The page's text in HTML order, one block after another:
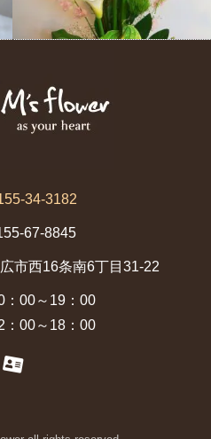
34-3182
67-8845
市西16条南6丁目31-22
：00～19：00
：00～18：00